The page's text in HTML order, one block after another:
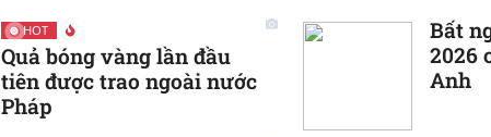
HOT
Quả bóng vàng lần đầu
tiên được trao ngoài nước
Pháp
Bất
2026
Anh